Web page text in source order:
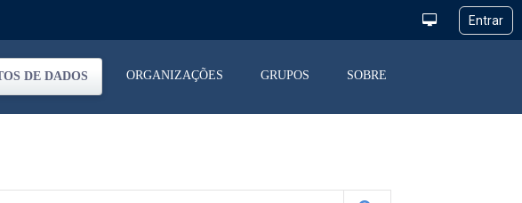
DE DADOS ORGANIZAÇÕES GRUPOS SOBRE